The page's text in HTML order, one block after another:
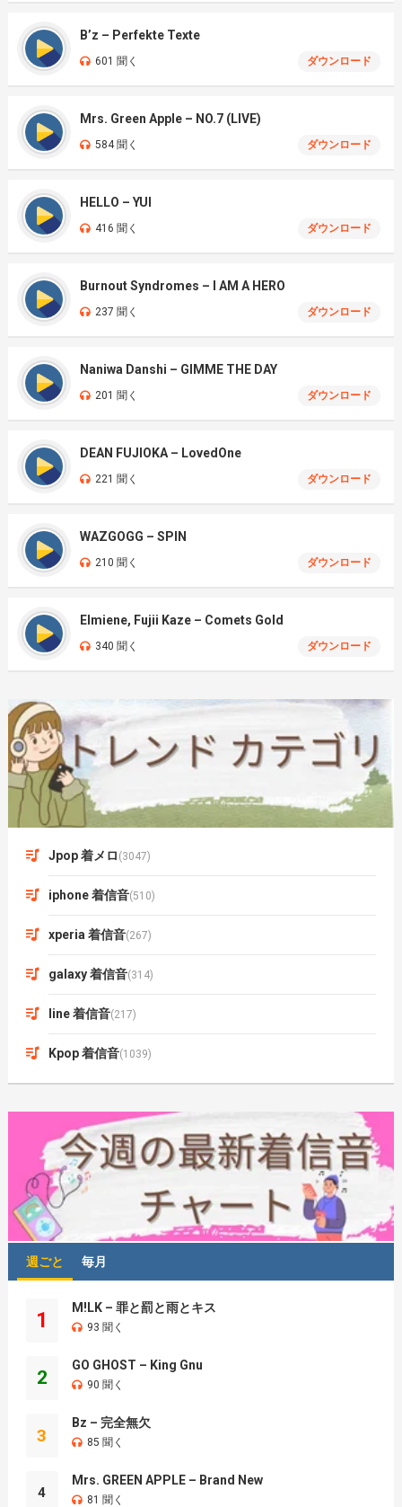
B’z – Perfekte Texte
601 聞く ダウンロード
Mrs. Green Apple – NO.7 (LIVE)
584 聞く ダウンロード
HELLO – YUI
416 聞く ダウンロード
Burnout Syndromes – I AM A HERO
237 聞く ダウンロード
Naniwa Danshi – GIMME THE DAY
201 聞く ダウンロード
DEAN FUJIOKA – LovedOne
221 聞く ダウンロード
WAZGOGG – SPIN
210 聞く ダウンロード
Elmiene, Fujii Kaze – Comets Gold
340 聞く ダウンロード
Jpop 着メロ (3047)
iphone 着信音(510)
xperia 着信音(267)
galaxy 着信音(314)
line 着信音(217)
Kpop 着信音(1039)
週ごと 毎月
1
M!LK – 罪と罰と雨とキス
93 聞く
2
GO GHOST – King Gnu
90 聞く
3
Bz – 完全無欠
85 聞く
4
Mrs. GREEN APPLE – Brand New
81 聞く